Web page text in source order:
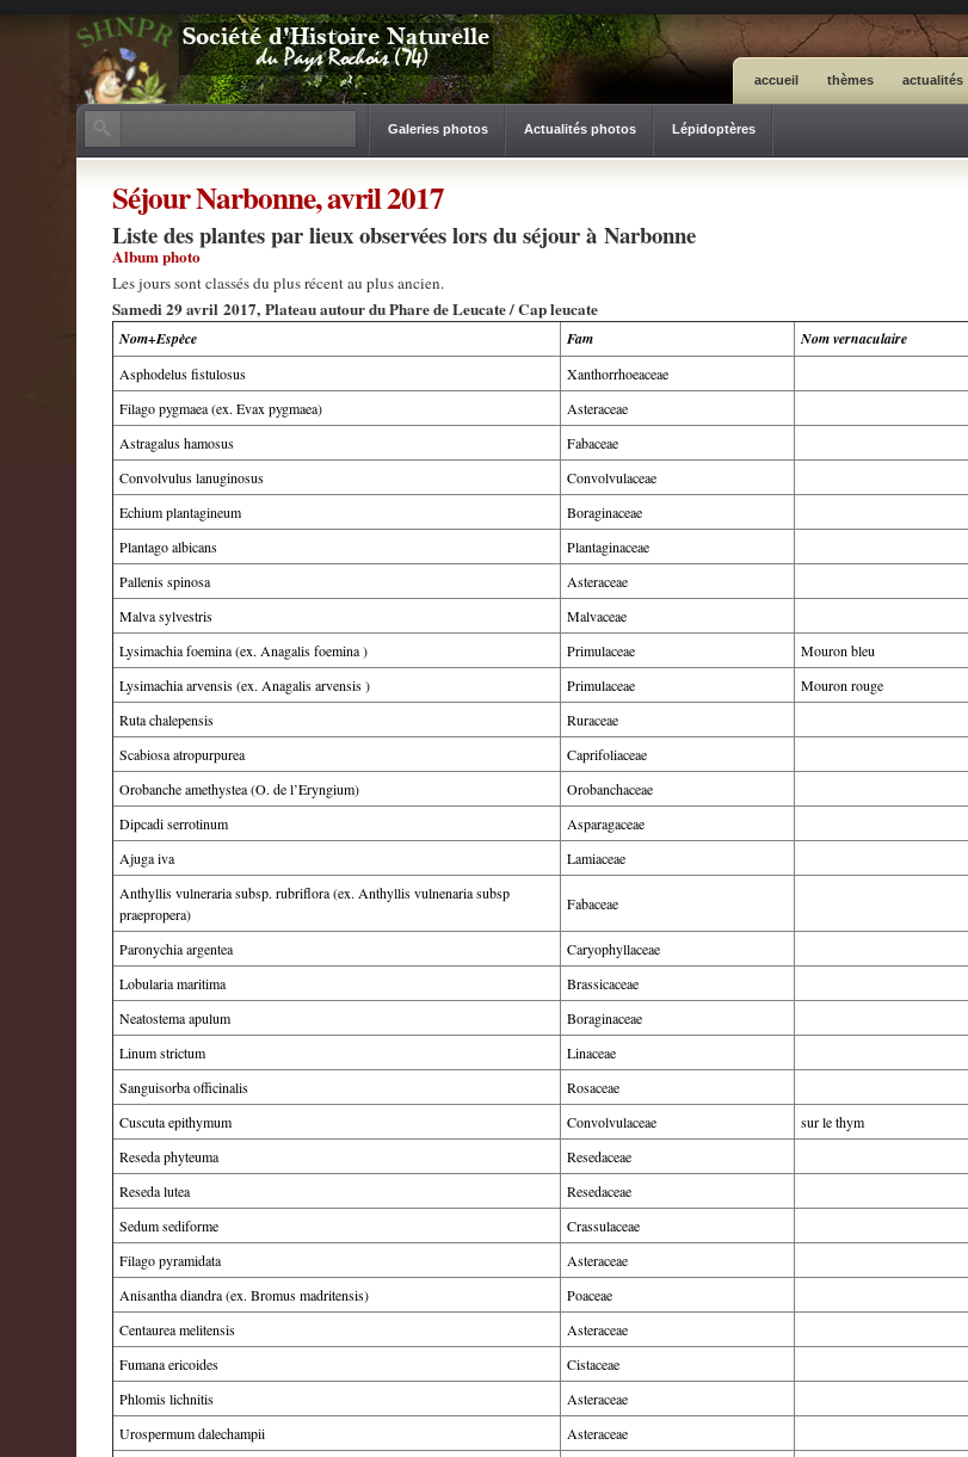
accueil thèmes actualités
Galeries photos Actualités photos Lépidoptères
Séjour Narbonne, avril 2017
Liste des plantes par lieux observées lors du séjour à Narbonne
Album photo
Les jours sont classés du plus récent au plus ancien.
Samedi 29 avril 2017, Plateau autour du Phare de Leucate / Cap leucate
Nom+Espèce Fam Nom vernaculaire
Asphodelus fistulosus
Xanthorrhoeaceae
Filago pygmaea (ex. Evax pygmaea)
Asteraceae
Astragalus hamosus
Fabaceae
Convolvulus lanuginosus
Convolvulaceae
Echium plantagineum
Boraginaceae
Plantago albicans
Plantaginaceae
Pallenis spinosa
Asteraceae
Malva sylvestris
Malvaceae
Lysimachia foemina (ex. Anagalis foemina )
Primulaceae
Mouron bleu
Lysimachia arvensis (ex. Anagalis arvensis )
Primulaceae
Mouron rouge
Ruta chalepensis
Ruraceae
Scabiosa atropurpurea
Caprifoliaceae
Orobanche amethystea (O. de l’Eryngium)
Orobanchaceae
Dipcadi serrotinum
Asparagaceae
Ajuga iva
Lamiaceae
Anthyllis vulneraria subsp. rubriflora (ex. Anthyllis vulnenaria subsp
praepropera)
Fabaceae
Paronychia argentea
Caryophyllaceae
Lobularia maritima
Brassicaceae
Neatostema apulum
Boraginaceae
Linum strictum
Linaceae
Sanguisorba officinalis
Rosaceae
Cuscuta epithymum
Convolvulaceae
sur le thym
Reseda phyteuma
Resedaceae
Reseda lutea
Resedaceae
Sedum sediforme
Crassulaceae
Filago pyramidata
Asteraceae
Anisantha diandra (ex. Bromus madritensis)
Poaceae
Centaurea melitensis
Asteraceae
Fumana ericoides
Cistaceae
Phlomis lichnitis
Asteraceae
Urospermum dalechampii
Asteraceae